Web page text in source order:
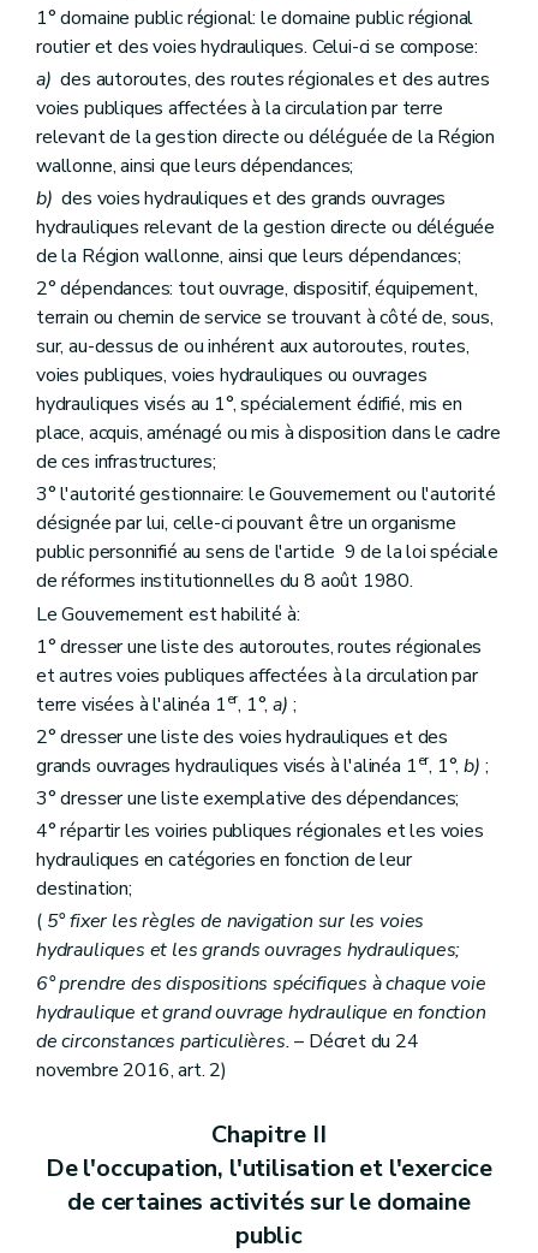
1° domaine public régional: le domaine public régional
routier et des voies hydrauliques. Celui-ci se compose:
a) des autoroutes, des routes régionales et des autres
voies publiques affectées à la circulation par terre
relevant de la gestion directe ou déléguée de la Région
wallonne, ainsi que leurs dépendances;
b) des voies hydrauliques et des grands ouvrages
hydrauliques relevant de la gestion directe ou déléguée
de la Région wallonne, ainsi que leurs dépendances;
2° dépendances: tout ouvrage, dispositif, équipement,
terrain ou chemin de service se trouvant à côté de, sous,
sur, au-dessus de ou inhérent aux autoroutes, routes,
voies publiques, voies hydrauliques ou ouvrages
hydrauliques visés au 1°, spécialement édifié, mis en
place, acquis, aménagé ou mis à disposition dans le cadre
de ces infrastructures;
3° l'autorité gestionnaire: le Gouvernement ou l'autorité
désignée par lui, celle-ci pouvant être un organisme
public personnifié au sens de l'article 9 de la loi spéciale
de réformes institutionnelles du 8 août 1980.
Le Gouvernement est habilité à:
1° dresser une liste des autoroutes, routes régionales
et autres voies publiques affectées à la circulation par
terre visées à l'alinéa 1er, 1°,a) ;
2° dresser une liste des voies hydrauliques et des
grands ouvrages hydrauliques visés à l'alinéa 1er, 1°,b) ;
3° dresser une liste exemplative des dépendances;
4° répartir les voiries publiques régionales et les voies
hydrauliques en catégories en fonction de leur
destination;
( 5° fixer les règles de navigation sur les voies
hydrauliques et les grands ouvrages hydrauliques;
6° prendre des dispositions spécifiques à chaque voie
hydraulique et grand ouvrage hydraulique en fonction
de circonstances particulières.– Décret du 24
novembre 2016, art. 2)
Chapitre II
De l'occupation, l'utilisation et l'exercice
de certaines activités sur le domaine
public